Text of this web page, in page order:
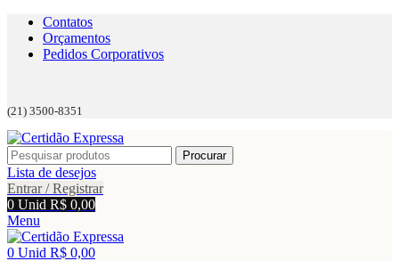
Contatos
Orçamentos
Pedidos Corporativos
(21) 3500-8351
Procurar
Lista de desejos
Entrar / Registrar
0 Unid R$ 0,00
Menu
0 Unid R$ 0,00